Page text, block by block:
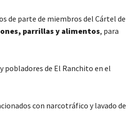
de parte de miembros del Cártel de
parrillas y alimentos, para
pobladores de El Ranchito en el
con narcotráfico y lavado de